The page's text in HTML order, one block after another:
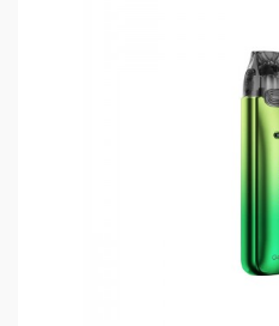
2 x VMATE Top Fill
1x